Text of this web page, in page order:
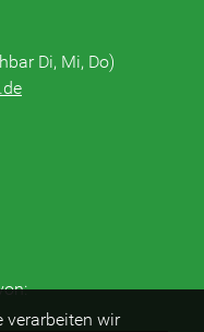
Di, Mi, Do)
verarbeiten wir